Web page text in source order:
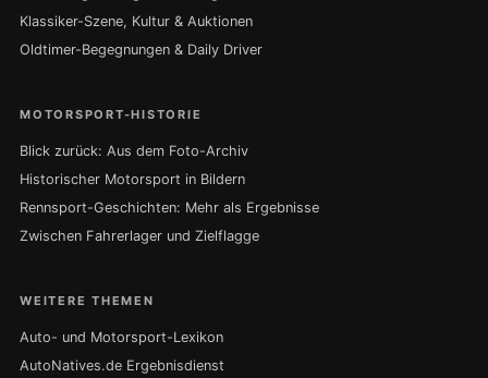
Klassiker-Szene, Kultur & Auktionen
Oldtimer-Begegnungen & Daily Driver
MOTORSPORT-HISTORIE
Blick zurück: Aus dem Foto-Archiv
Historischer Motorsport in Bildern
Rennsport-Geschichten: Mehr als Ergebnisse
Zwischen Fahrerlager und Zielflagge
WEITERE THEMEN
Auto- und Motorsport-Lexikon
AutoNatives.de Ergebnisdienst